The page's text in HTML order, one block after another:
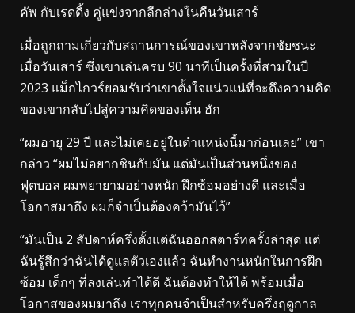
คัพ กับเรดดิ้ง คู่แข่งจากลีกล่างในคืนวันเสาร์
เมื่อถูกถามเกี่ยวกับสถานการณ์ของเขาหลังจากชัยชนะ
เมื่อวันเสาร์ ซึ่งเขาเล่นครบ 90 นาทีเป็นครั้งที่สามในปี
2023 แม็กไกวร์ยอมรับว่าเขาตั้งใจแน่วแน่ที่จะดึงความคิด
ของเขากลับไปสู่ความคิดของเท็น ฮัก
“ผมอายุ 29 ปี และไม่เคยอยู่ในตำแหน่งนี้มาก่อนเลย” เขา
กล่าว “ผมไม่อยากชินกับมัน แต่มันเป็นส่วนหนึ่งของ
ฟุตบอล ผมพยายามอย่างหนัก ฝึกซ้อมอย่างดี และเมื่อ
โอกาสมาถึง ผมก็จำเป็นต้องคว้ามันไว้”
“มันเป็น 2 สัปดาห์ครึ่งตั้งแต่ฉันออกสตาร์ทครั้งล่าสุด แต่
ฉันรู้สึกว่าฉันได้ดูแลตัวเองแล้ว ฉันทำงานหนักในการฝึก
ซ้อม เด็กๆ ที่ลงเล่นทำได้ดี ฉันต้องทำให้ได้ พร้อมเมื่อ
โอกาสของผมมาถึง เราทุกคนจำเป็นสำหรับครึ่งฤดูกาล